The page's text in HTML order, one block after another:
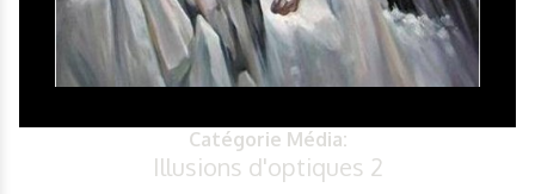
Catégorie Média:
Illusions d'optiques 2